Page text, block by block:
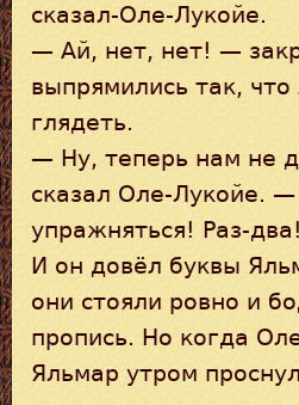
сказал-Оле-Лукойе.
— Ай, нет, нет! —
выпрямились так,
глядеть.
— Ну, теперь нам не
сказал Оле-Лукойе.
упражняться! Раз-
И он довёл буквы
они стояли ровно и
пропись. Но когда
Яльмар утром